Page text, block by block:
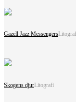
Gazell Jazz Messengers
Skogens djurLitografi